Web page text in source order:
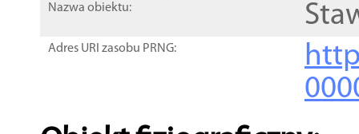
Nazwa obiektu:
Adres URI zasobu PRNG: